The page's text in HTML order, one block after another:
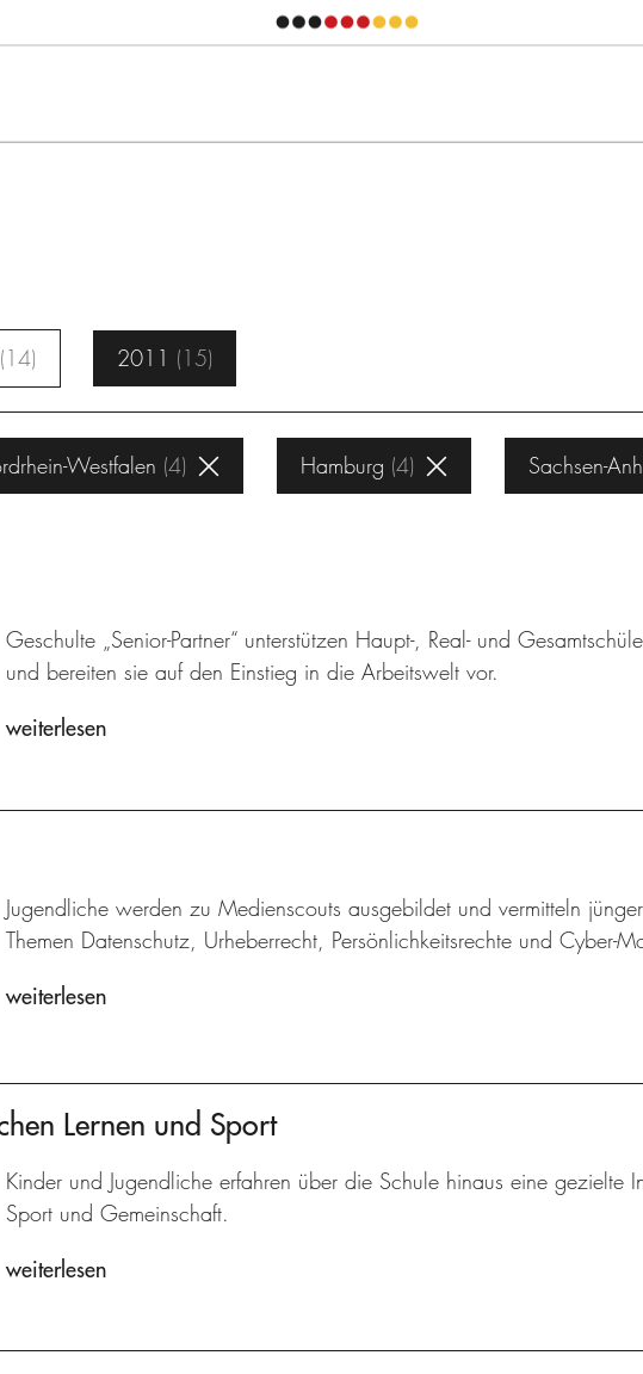
14 2011 15
Westfalen 4 Hamburg 4 Sachsen-
Geschulte „Senior-Partner“ unterstützen Haupt-, Real- und
und bereiten sie auf den Einstieg in die Arbeitswelt vor.
weiterlesen
Jugendliche werden zu Medienscouts ausgebildet und vermitteln
Themen Datenschutz, Urheberrecht, Persönlichkeitsrechte und Cyber-
weiterlesen
Lernen und Sport
Kinder und Jugendliche erfahren über die Schule hinaus eine gezielte
Sport und Gemeinschaft.
weiterlesen